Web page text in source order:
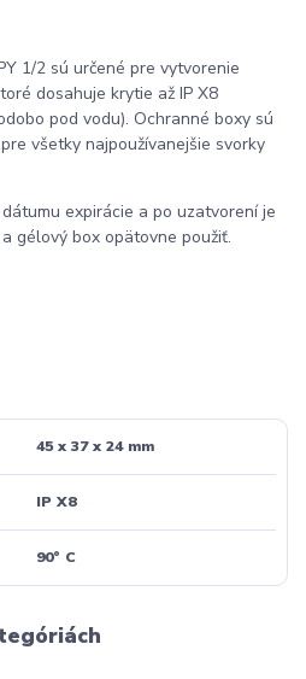
1/2 sú určené pre vytvorenie
dosahuje krytie až IP X8
pod vodu). Ochranné boxy sú
všetky najpoužívanejšie svorky
expirácie a po uzatvorení je
gélový box opätovne použiť.
45 x 37 x 24 mm
IP X8
90° C